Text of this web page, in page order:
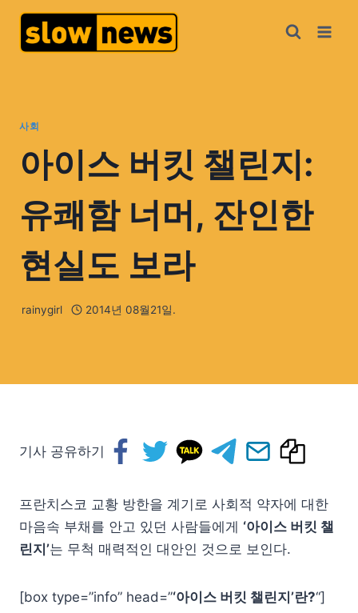
사회
아이스 버킷 챌린지:
유쾌함 너머, 잔인한
현실도 보라
rainygirl 2014년 08월21일.
기사 공유하기
프란치스코 교황 방한을 계기로 사회적 약자에 대한
마음속 부채를 안고 있던 사람들에게 ‘아이스 버킷 챌
린지’는 무척 매력적인 대안인 것으로 보인다.
[box type=”info” head=”‘아이스 버킷 챌린지’란?“]